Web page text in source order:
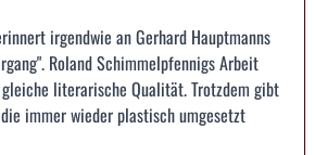
irgendwie an Gerhard Hauptmanns
Roland Schimmelpfennigs Arbeit
literarische Qualität. Trotzdem gibt
immer wieder plastisch umgesetzt